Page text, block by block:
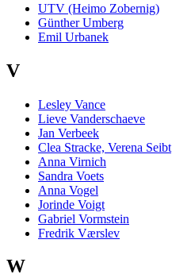
UTV (Heimo Zobernig)
Günther Umberg
Emil Urbanek
V
Lesley Vance
Lieve Vanderschaeve
Jan Verbeek
Clea Stracke, Verena Seibt
Anna Virnich
Sandra Voets
Anna Vogel
Jorinde Voigt
Gabriel Vormstein
Fredrik Værslev
W